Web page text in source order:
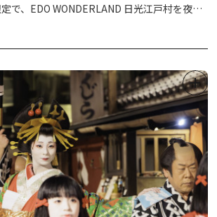
日光湯元ビジターセンター
おもてなし会
イド協議会
光市観光協会
＞
グ＆野鳥観察
ーハイク）
で、EDO WONDERLAND 日光江戸村を夜間
入村には、特別チケットが必要で
ご入村いただけません）